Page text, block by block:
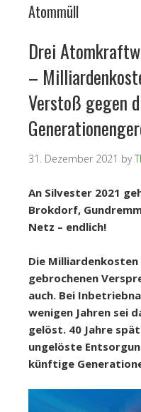
Atommüll
Drei
–
Verstoß gegen
31. Dezember 2021 by
An Silvester 2021
Brokdorf,
Netz – endlich!
Die
gebrochenen
auch. Bei
wenigen Jahren sei
gelöst. 40 Jahre
ungelöste
künftige